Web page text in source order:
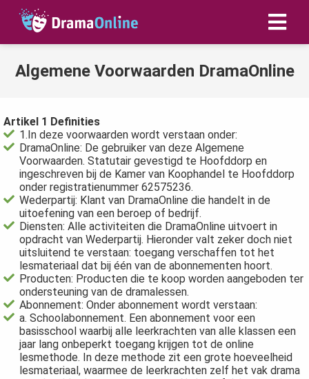
Algemene Voorwaarden DramaOnline
Artikel 1 Definities
1.In deze voorwaarden wordt verstaan onder:
DramaOnline: De gebruiker van deze Algemene
Voorwaarden. Statutair gevestigd te Hoofddorp en
ingeschreven bij de Kamer van Koophandel te Hoofddorp
onder registratienummer 62575236.
Wederpartij: Klant van DramaOnline die handelt in de
uitoefening van een beroep of bedrijf.
Diensten: Alle activiteiten die DramaOnline uitvoert in
opdracht van Wederpartij. Hieronder valt zeker doch niet
uitsluitend te verstaan: toegang verschaffen tot het
lesmateriaal dat bij één van de abonnementen hoort.
Producten: Producten die te koop worden aangeboden ter
ondersteuning van de dramalessen.
Abonnement: Onder abonnement wordt verstaan:
a. Schoolabonnement. Een abonnement voor een
basisschool waarbij alle leerkrachten van alle klassen een
jaar lang onbeperkt toegang krijgen tot de online
lesmethode. In deze methode zit een grote hoeveelheid
lesmateriaal, waarmee de leerkrachten zelf het vak drama
zijn
om
te
Ze
gebruikt
deze
kan de
niet